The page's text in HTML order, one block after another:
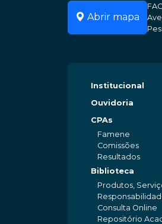
Abrir mapa
Institucional
Ouvidoria
CPAs
Famene
Comissões
Resultados
Biblioteca
Produtos,
Consulta Online
Repositório